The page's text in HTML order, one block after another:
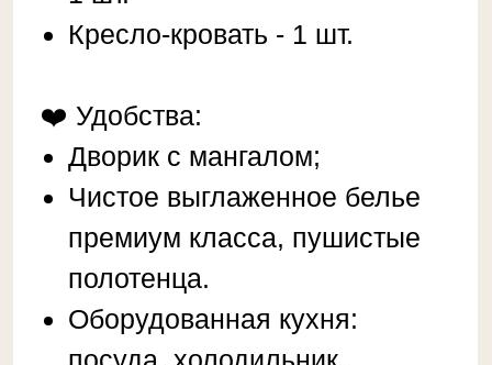
посуда, холодильник,
микроволновка, кастрюли,
чайник, чай, кофе, сахар.
WI-FI 100Мб/сек
(оптоволокно), телевизор,
кабельное телевидение.
Ванная сдушем, стиральная
машина, фен, утюг,
гладильная доска, тапочки,